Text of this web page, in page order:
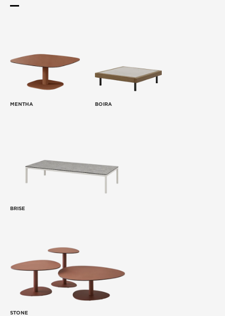
MENTHA BOIRA
BRISE
STONE